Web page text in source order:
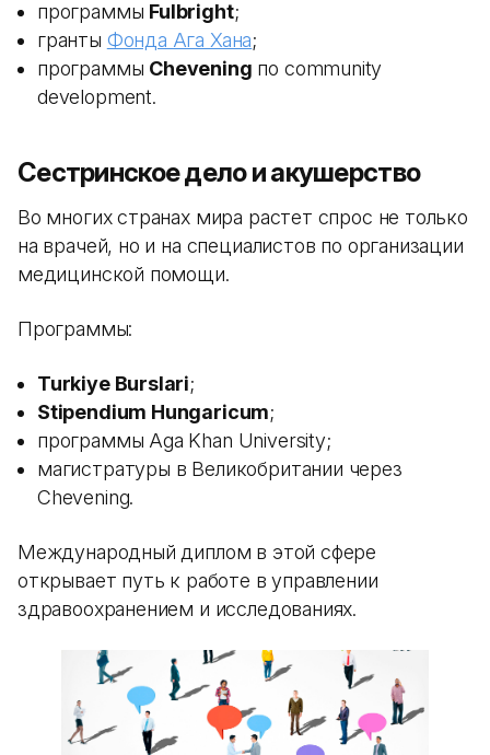
программы Fulbright;
гранты Фонда Ага Хана;
программы Chevening по community
development.
Сестринское дело и акушерство
Во многих странах мира растет спрос не только
на врачей, но и на специалистов по организации
медицинской помощи.
Программы:
Turkiye Burslari;
Stipendium Hungaricum;
программы Aga Khan University;
магистратуры в Великобритании через
Chevening.
Международный диплом в этой сфере
открывает путь к работе в управлении
здравоохранением и исследованиях.